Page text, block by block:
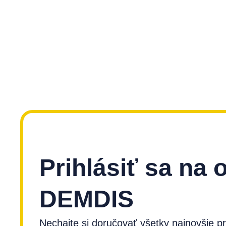
Prihlásiť sa na
DEMDIS
Nechajte si doručovať všetky najnovšie